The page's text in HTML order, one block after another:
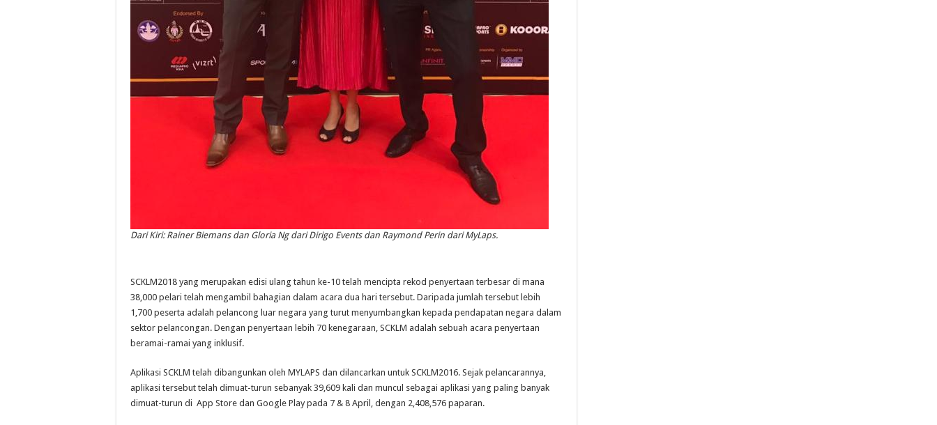
Dari Kiri: Rainer Biemans dan Gloria Ng dari Dirigo Events dan Raymond Perin dari MyLaps.
SCKLM2018 yang merupakan edisi ulang tahun ke-10 telah mencipta rekod penyertaan terbesar di mana
38,000 pelari telah mengambil bahagian dalam acara dua hari tersebut. Daripada jumlah tersebut lebih
1,700 peserta adalah pelancong luar negara yang turut menyumbangkan kepada pendapatan negara dalam
sektor pelancongan. Dengan penyertaan lebih 70 kenegaraan, SCKLM adalah sebuah acara penyertaan
beramai-ramai yang inklusif.
Aplikasi SCKLM telah dibangunkan oleh MYLAPS dan dilancarkan untuk SCKLM2016. Sejak pelancarannya,
aplikasi tersebut telah dimuat-turun sebanyak 39,609 kali dan muncul sebagai aplikasi yang paling banyak
dimuat-turun di App Store dan Google Play pada 7 & 8 April, dengan 2,408,576 paparan.